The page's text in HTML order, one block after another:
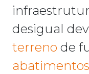
desigual
terreno de